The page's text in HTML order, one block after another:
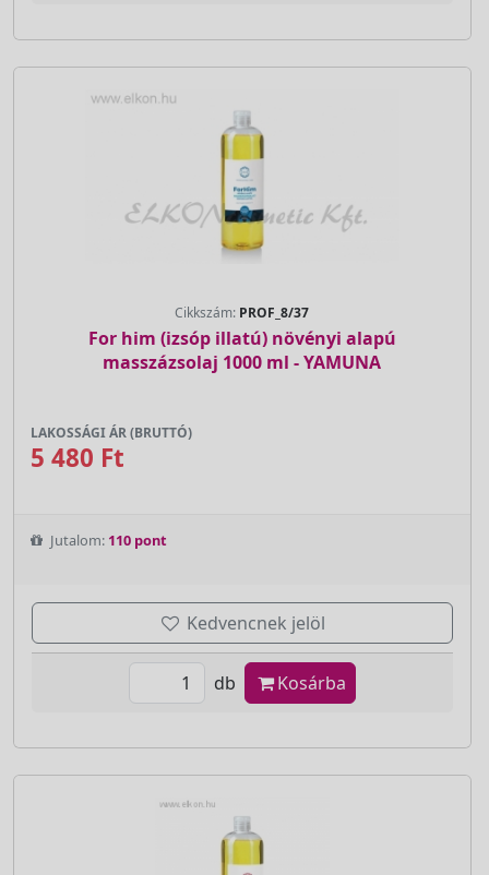
Cikkszám: PROF_8/37
For him (izsóp illatú) növényi alapú
masszázsolaj 1000 ml - YAMUNA
LAKOSSÁGI ÁR (BRUTTÓ)
5 480 Ft
Jutalom: 110 pont
Kedvencnek jelöl
db Kosárba